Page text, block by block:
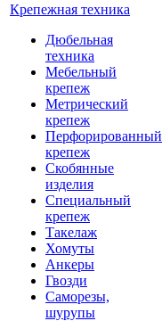
Крепежная техника
Дюбельная
техника
Мебельный
крепеж
Метрический
крепеж
Перфорированный
крепеж
Скобянные
изделия
Специальный
крепеж
Такелаж
Хомуты
Анкеры
Гвозди
Саморезы,
шурупы